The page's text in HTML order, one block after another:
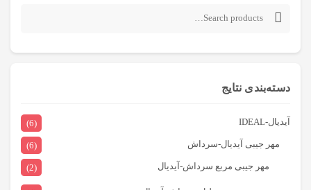
Search
for:
دسته‌بندی نتایج
آیدیال-IDEAL
(6)
مهر جیبی آیدیال-سرداش
(6)
مهر جیبی مربع سرداش-آیدیال
(2)